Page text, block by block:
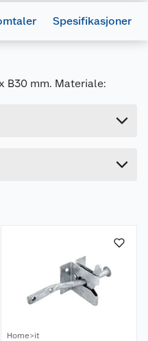
Spesifikasjoner
B30 mm. Materiale:
5708614205129
1.36 kg
Home>it